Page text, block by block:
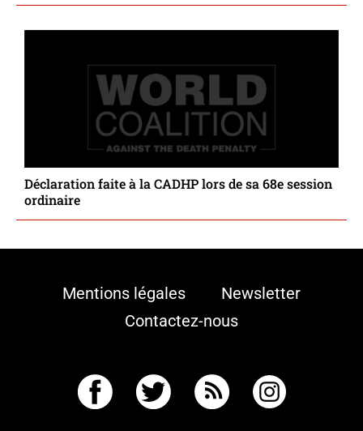
Déclaration faite à la CADHP lors de sa 68e session
ordinaire
Mentions légales
Newsletter
Contactez-nous